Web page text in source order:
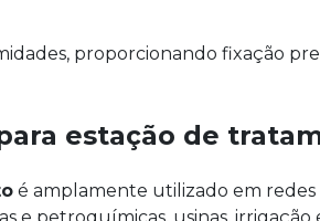
proporcionando fixação
estação de
é amplamente utilizado em redes